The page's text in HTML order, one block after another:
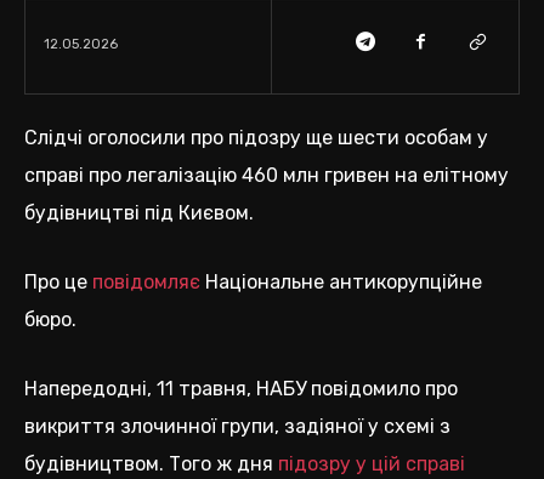
12.05.2026
Слідчі оголосили про підозру ще шести особам у
справі про легалізацію 460 млн гривен на елітному
будівництві під Києвом.
Про це повідомляє Національне антикорупційне
бюро.
Напередодні, 11 травня, НАБУ повідомило про
викриття злочинної групи, задіяної у схемі з
будівництвом. Того ж дня підозру у цій справі